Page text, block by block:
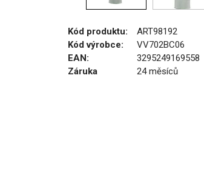
Kód produktu:
ART98192
Kód výrobce:
VV702BC06
EAN:
3295249169558
Záruka
24 měsíců